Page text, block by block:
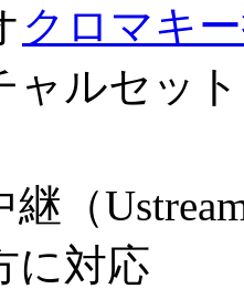
クロマキ
ャルセッ
（
に対応